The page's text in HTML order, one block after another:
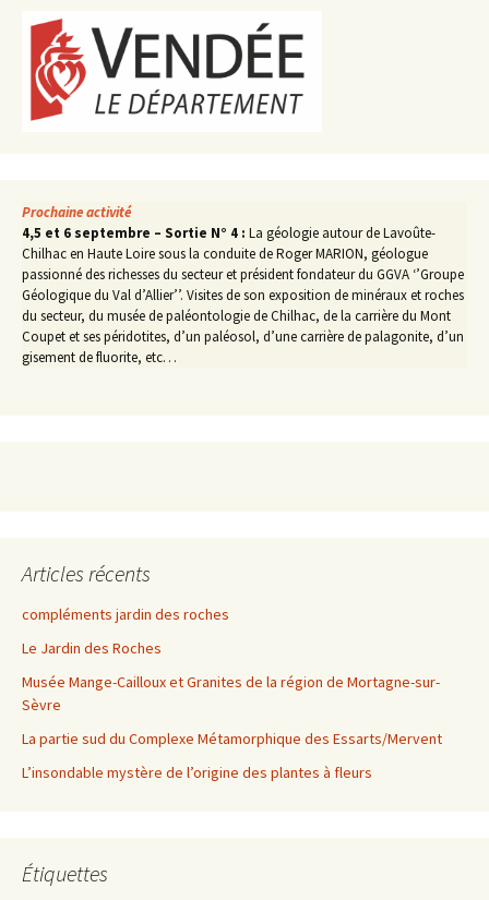
Prochaine activité
4,5 et 6 septembre – Sortie N° 4 : La géologie autour de Lavoûte-
Chilhac en Haute Loire sous la conduite de Roger MARION, géologue
passionné des richesses du secteur et président fondateur du GGVA ‘’Groupe
Géologique du Val d’Allier’’. Visites de son exposition de minéraux et roches
du secteur, du musée de paléontologie de Chilhac, de la carrière du Mont
Coupet et ses péridotites, d’un paléosol, d’une carrière de palagonite, d’un
gisement de fluorite, etc…
Articles récents
compléments jardin des roches
Le Jardin des Roches
Musée Mange-Cailloux et Granites de la région de Mortagne-sur-
Sèvre
La partie sud du Complexe Métamorphique des Essarts/Mervent
L’insondable mystère de l’origine des plantes à fleurs
Étiquettes